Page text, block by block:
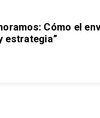
Cómo el
estrategia”